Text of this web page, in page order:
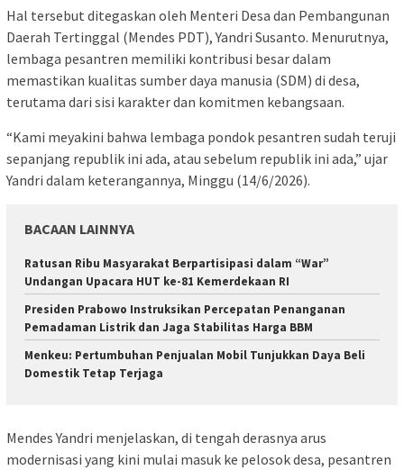
Hal tersebut ditegaskan oleh Menteri Desa dan Pembangunan
Daerah Tertinggal (Mendes PDT), Yandri Susanto. Menurutnya,
lembaga pesantren memiliki kontribusi besar dalam
memastikan kualitas sumber daya manusia (SDM) di desa,
terutama dari sisi karakter dan komitmen kebangsaan.
“Kami meyakini bahwa lembaga pondok pesantren sudah teruji
sepanjang republik ini ada, atau sebelum republik ini ada,” ujar
Yandri dalam keterangannya, Minggu (14/6/2026).
BACAAN LAINNYA
Ratusan Ribu Masyarakat Berpartisipasi dalam “War”
Undangan Upacara HUT ke-81 Kemerdekaan RI
Presiden Prabowo Instruksikan Percepatan Penanganan
Pemadaman Listrik dan Jaga Stabilitas Harga BBM
Menkeu: Pertumbuhan Penjualan Mobil Tunjukkan Daya Beli
Domestik Tetap Terjaga
Mendes Yandri menjelaskan, di tengah derasnya arus
modernisasi yang kini mulai masuk ke pelosok desa, pesantren